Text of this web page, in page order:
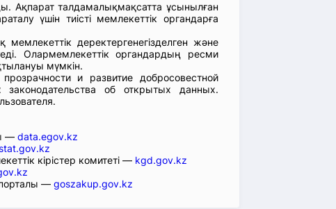
Ақпарат талдамалықмақсатта ұсынылған
үшін тиісті мемлекеттік органдарға
деректергенегізделген және
Олармемлекеттік органдардың ресми
мүмкін.
и развитие добросовестной
об открытых данных.
— data.egov.kz
кірістер комитеті — kgd.gov.kz
— goszakup.gov.kz